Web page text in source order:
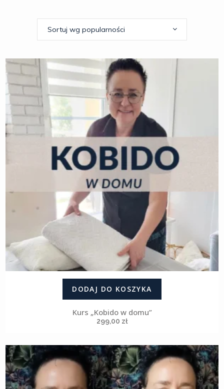
Sortuj wg popularności
DODAJ DO KOSZYKA
Kurs „Kobido w domu”
299,00 zł